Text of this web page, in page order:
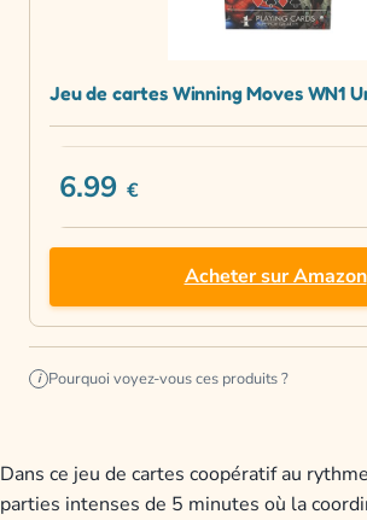
Jeu de cartes Winning Moves WN1
6.99 €
Acheter sur Amazon
i Pourquoi voyez-vous ces produits ?
Dans ce jeu de cartes coopératif au
parties intenses de 5 minutes où la